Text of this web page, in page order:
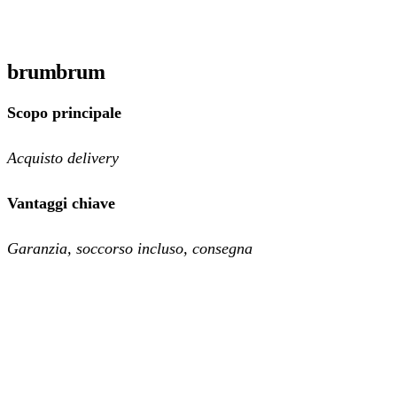
brumbrum
Scopo principale
Acquisto delivery
Vantaggi chiave
Garanzia, soccorso incluso, consegna